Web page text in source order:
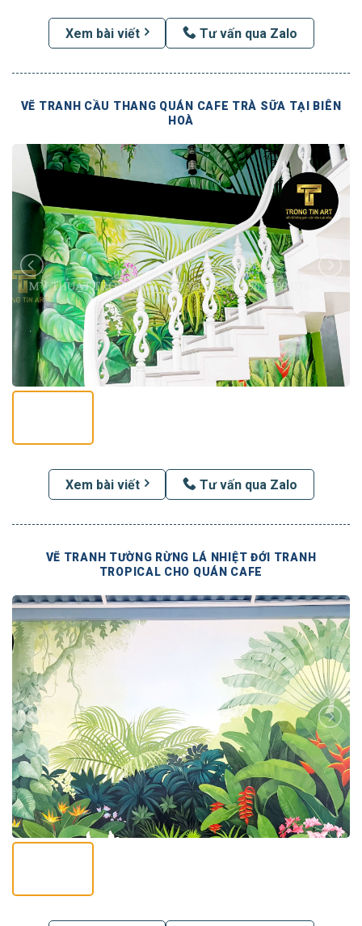
Xem bài viết Tư vấn qua Zalo
VẼ TRANH CẦU THANG QUÁN CAFE TRÀ SỮA TẠI BIÊN
HOÀ
Xem bài viết Tư vấn qua Zalo
VẼ TRANH TƯỜNG RỪNG LÁ NHIỆT ĐỚI TRANH
TROPICAL CHO QUÁN CAFE